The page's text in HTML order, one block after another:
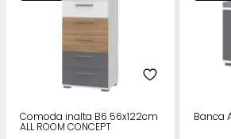
Comoda inalta B6 56x122cm
ALL ROOM CONCEPT
Banca